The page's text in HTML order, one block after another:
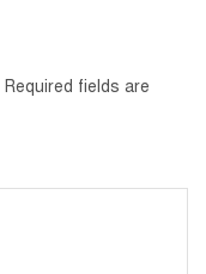
Required fields are